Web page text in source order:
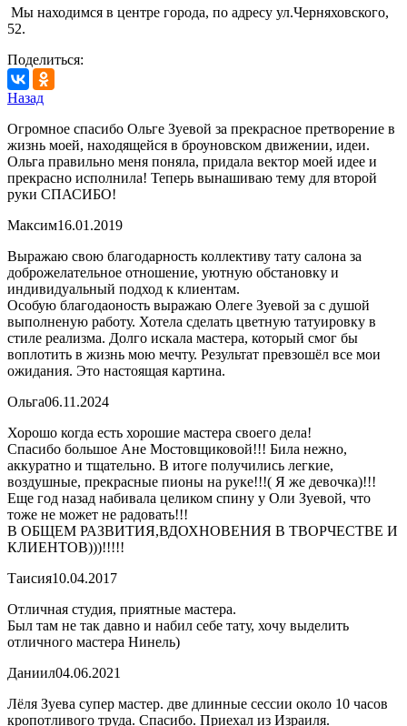
Мы находимся в центре города, по адресу ул.Черняховского,
52.
Поделиться:
Назад
Огромное спасибо Ольге Зуевой за прекрасное претворение в
жизнь моей, находящейся в броуновском движении, идеи.
Ольга правильно меня поняла, придала вектор моей идее и
прекрасно исполнила! Теперь вынашиваю тему для второй
руки СПАСИБО!
Максим16.01.2019
Выражаю свою благодарность коллективу тату салона за
доброжелательное отношение, уютную обстановку и
индивидуальный подход к клиентам.
Особую благодаоность выражаю Олеге Зуевой за с душой
выполненую работу. Хотела сделать цветную татуировку в
стиле реализма. Долго искала мастера, который смог бы
воплотить в жизнь мою мечту. Результат превзошёл все мои
ожидания. Это настоящая картина.
Ольга06.11.2024
Хорошо когда есть хорошие мастера своего дела!
Спасибо большое Ане Мостовщиковой!!! Била нежно,
аккуратно и тщательно. В итоге получились легкие,
воздушные, прекрасные пионы на руке!!!( Я же девочка)!!!
Еще год назад набивала целиком спину у Оли Зуевой, что
тоже не может не радовать!!!
В ОБЩЕМ РАЗВИТИЯ,ВДОХНОВЕНИЯ В ТВОРЧЕСТВЕ И
КЛИЕНТОВ)))!!!!!
Таисия10.04.2017
Отличная студия, приятные мастера.
Был там не так давно и набил себе тату, хочу выделить
отличного мастера Нинель)
Даниил04.06.2021
Лёля Зуева супер мастер. две длинные сессии около 10 часов
кропотливого труда. Спасибо. Приехал из Израиля.